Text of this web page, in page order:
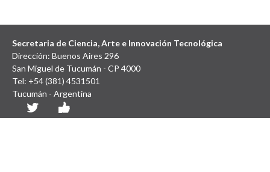
Secretaria de Ciencia, Arte e Innovación Tecnológica
Dirección: Buenos Aires 296
San Miguel de Tucumán - CP 4000
Tel: +54 (381) 4531501
Tucumán - Argentina